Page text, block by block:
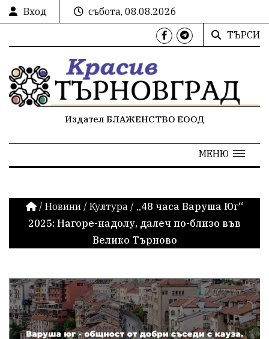
Вход
събота, 08.08.2026
ТЪРСИ
Издател БЛАЖЕНСТВО ЕООД
МЕНЮ
/ Новини / Култура / „48 часа Варуша Юг“
2025: Нагоре-надолу, далеч по-близо във
Велико Търново